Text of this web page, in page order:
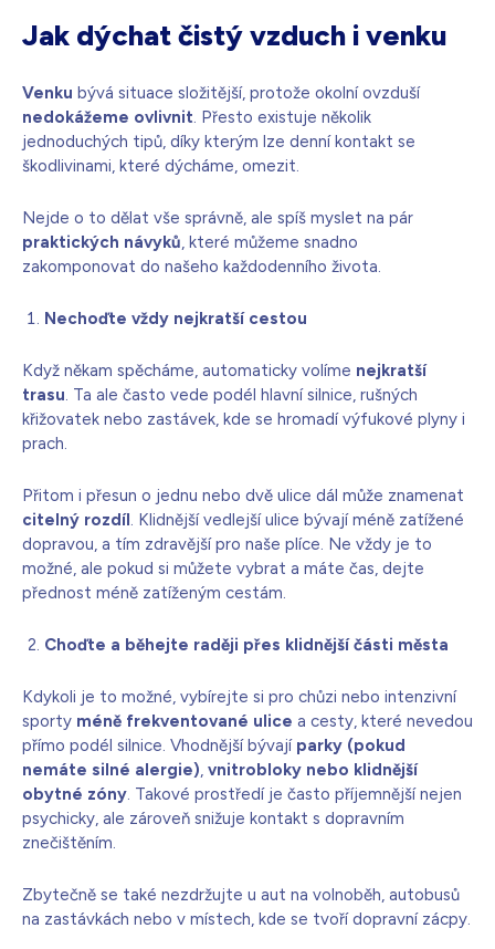
Jak dýchat čistý vzduch i venku
Venku bývá situace složitější, protože okolní ovzduší
nedokážeme ovlivnit. Přesto existuje několik
jednoduchých tipů, díky kterým lze denní kontakt se
škodlivinami, které dýcháme, omezit.
Nejde o to dělat vše správně, ale spíš myslet na pár
praktických návyků, které můžeme snadno
zakomponovat do našeho každodenního života.
Nechoďte vždy nejkratší cestou
Když někam spěcháme, automaticky volíme nejkratší
trasu. Ta ale často vede podél hlavní silnice, rušných
křižovatek nebo zastávek, kde se hromadí výfukové plyny i
prach.
Přitom i přesun o jednu nebo dvě ulice dál může znamenat
citelný rozdíl. Klidnější vedlejší ulice bývají méně zatížené
dopravou, a tím zdravější pro naše plíce. Ne vždy je to
možné, ale pokud si můžete vybrat a máte čas, dejte
přednost méně zatíženým cestám.
Choďte a běhejte raději přes klidnější části města
Kdykoli je to možné, vybírejte si pro chůzi nebo intenzivní
sporty méně frekventované ulice a cesty, které nevedou
přímo podél silnice. Vhodnější bývajíparky (pokud
nemáte silné alergie), vnitrobloky nebo klidnější
obytné zóny. Takové prostředí je často příjemnější nejen
psychicky, ale zároveň snižuje kontakt s dopravním
znečištěním.
Zbytečně se také nezdržujte u aut na volnoběh, autobusů
na zastávkách nebo v místech, kde se tvoří dopravní zácpy.